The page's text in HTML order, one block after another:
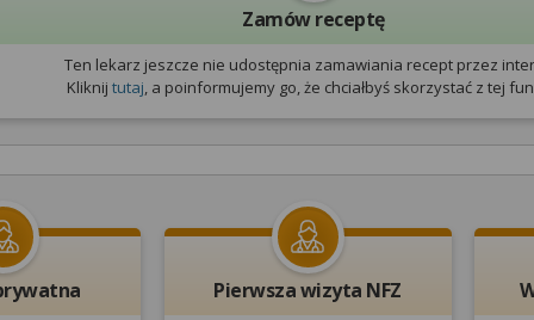
Zamów receptę
Ten lekarz jeszcze nie udostępnia zamawiania recept przez
Kliknijtutaj, a poinformujemy go, że chciałbyś skorzystać z tej
Pierwsza wizyta NFZ